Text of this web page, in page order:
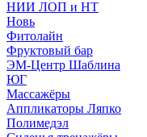
НИИ ЛОП и НТ
Новь
Фитолайн
Фруктовый бар
ЭМ-Центр Шаблина
ЮГ
Массажёры
Аппликаторы Ляпко
Полимедэл